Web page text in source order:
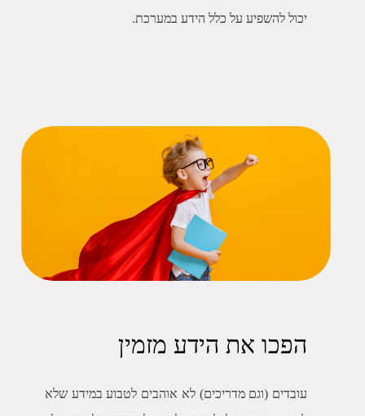
יכול להשפיע על כלל הידע במערכת.
הפכו את הידע מזמין
עובדים (וגם מדריכים) לא אוהבים לטבוע במידע שלא